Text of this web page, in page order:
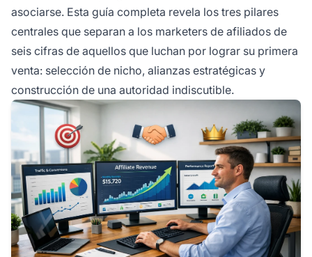
asociarse. Esta guía completa revela los tres pilares
centrales que separan a los marketers de afiliados de
seis cifras de aquellos que luchan por lograr su primera
venta: selección de nicho, alianzas estratégicas y
construcción de una autoridad indiscutible.